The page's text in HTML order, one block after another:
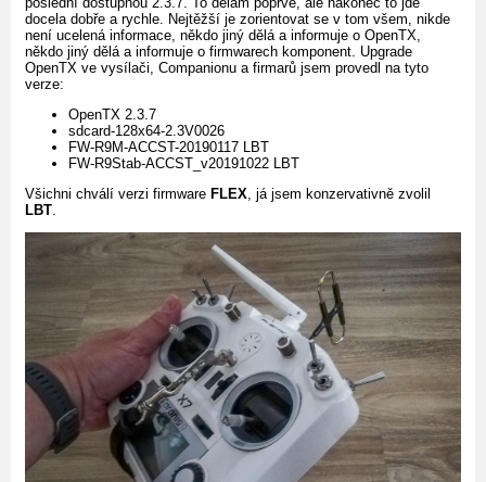
docela dobře a rychle. Nejtěžší je zorientovat se v tom všem, nikde
není ucelená informace, někdo jiný dělá a informuje o OpenTX,
někdo jiný dělá a informuje o firmwarech komponent. Upgrade
OpenTX ve vysílači, Companionu a firmarů jsem provedl na tyto
verze:
OpenTX 2.3.7
sdcard-128x64-2.3V0026
FW-R9M-ACCST-20190117 LBT
FW-R9Stab-ACCST_v20191022 LBT
Všichni chválí verzi firmware FLEX , já jsem konzervativně zvolil
LBT